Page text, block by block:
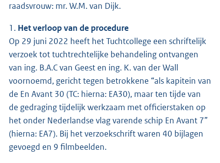
raadsvrouw: mr. W.M. van Dijk.
1. Het verloop van de procedure
Op 29 juni 2022 heeft het Tuchtcollege een schriftelijk
verzoek tot tuchtrechtelijke behandeling ontvangen
van ing. B.A.C van Geest en ing. K. van der Wall
voornoemd, gericht tegen betrokkene “als kapitein van
de En Avant 30 (TC: hierna: EA30), maar ten tijde van
de gedraging tijdelijk werkzaam met officierstaken op
het onder Nederlandse vlag varende schip En Avant 7”
(hierna: EA7). Bij het verzoekschrift waren 40 bijlagen
gevoegd en 9 filmbeelden.